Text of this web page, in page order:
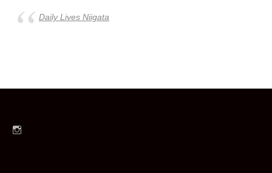
Daily Lives Niigata